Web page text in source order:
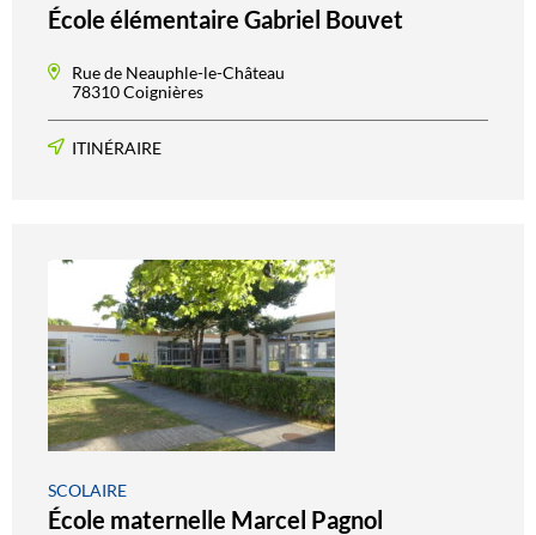
École élémentaire Gabriel Bouvet
Rue de Neauphle-le-Château
78310 Coignières
ITINÉRAIRE
SCOLAIRE
École maternelle Marcel Pagnol